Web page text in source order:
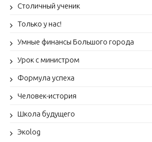
Столичный ученик
Только у нас!
Умные финансы Большого города
Урок с министром
Формула успеха
Человек-история
Школа будущего
Экоlog